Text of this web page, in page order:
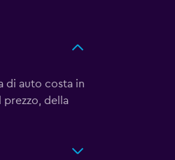
di auto costa in
prezzo, della